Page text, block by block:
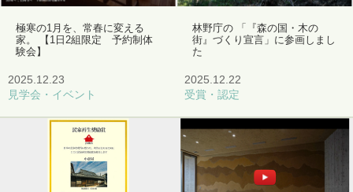
極寒の1月を、常春に変える
家。 【1日2組限定 予約制体
験会】
2025.12.23
見学会・イベント
林野庁の 「『森の国・木の
街』づくり宣言」に参画しまし
た
2025.12.22
受賞・認定